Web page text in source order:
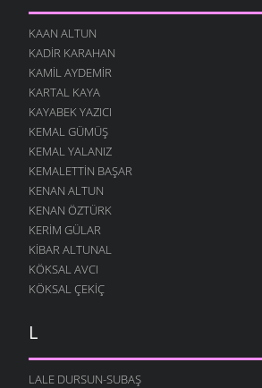
KAAN ALTUN
KADIR KARAHAN
KAMIL AYDEMIR
KARTAL KAYA
KAYABEK YAZICI
KEMAL GÜMÜŞ
KEMAL YALANIZ
KEMALETTIN BAŞAR
KENAN ALTUN
KENAN ÖZTÜRK
KERIM GÜLAR
KIBAR ALTUNAL
KÖKSAL AVCI
KÖKSAL ÇEKIÇ
L
LALE DURSUN-SUBAŞ